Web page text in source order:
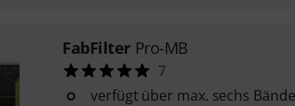
FabFilter Pro-MB
7
verfügt über max. sechs